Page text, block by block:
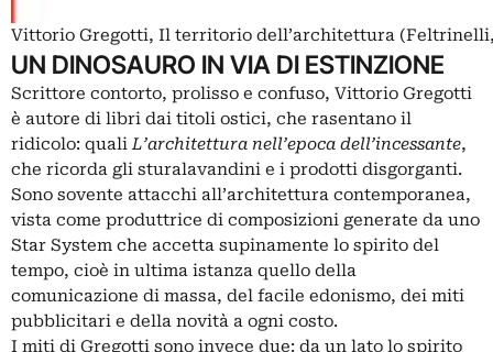
Vittorio Gregotti, Il territorio dell’architettura (Feltrinelli,
UN DINOSAURO IN VIA DI ESTINZIONE
Scrittore contorto, prolisso e confuso, Vittorio Gregotti
è autore di libri dai titoli ostici, che rasentano il
ridicolo: qualiL’architettura nell’epoca dell’incessante,
che ricorda gli sturalavandini e i prodotti disgorganti.
Sono sovente attacchi all’architettura contemporanea,
vista come produttrice di composizioni generate da uno
Star System che accetta supinamente lo spirito del
tempo, cioè in ultima istanza quello della
comunicazione di massa, del facile edonismo, dei miti
pubblicitari e della novità a ogni costo.
I miti di Gregotti sono invece due: da un lato lo spirito